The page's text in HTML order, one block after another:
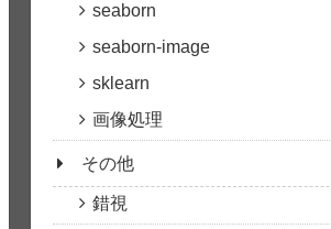
seaborn
seaborn-image
sklearn
画像処理
その他
錯視